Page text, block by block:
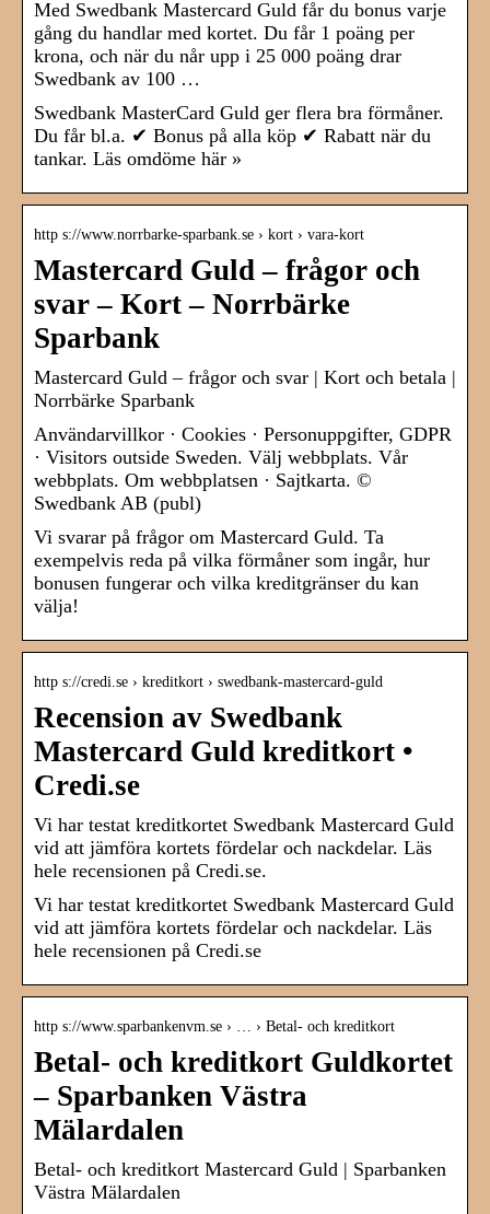
Med Swedbank Mastercard Guld får du bonus varje
gång du handlar med kortet. Du får 1 poäng per
krona, och när du når upp i 25 000 poäng drar
Swedbank av 100 …
Swedbank MasterCard Guld ger flera bra förmåner.
Du får bl.a. ✔ Bonus på alla köp ✔ Rabatt när du
tankar. Läs omdöme här »
http s://www.norrbarke-sparbank.se › kort › vara-kort
Mastercard Guld – frågor och
svar – Kort – Norrbärke
Sparbank
Mastercard Guld – frågor och svar | Kort och betala |
Norrbärke Sparbank
Användarvillkor · Cookies · Personuppgifter, GDPR
· Visitors outside Sweden. Välj webbplats. Vår
webbplats. Om webbplatsen · Sajtkarta. ©
Swedbank AB (publ)
Vi svarar på frågor om Mastercard Guld. Ta
exempelvis reda på vilka förmåner som ingår, hur
bonusen fungerar och vilka kreditgränser du kan
välja!
http s://credi.se › kreditkort › swedbank-mastercard-guld
Recension av Swedbank
Mastercard Guld kreditkort •
Credi.se
Vi har testat kreditkortet Swedbank Mastercard Guld
vid att jämföra kortets fördelar och nackdelar. Läs
hele recensionen på Credi.se.
Vi har testat kreditkortet Swedbank Mastercard Guld
vid att jämföra kortets fördelar och nackdelar. Läs
hele recensionen på Credi.se
http s://www.sparbankenvm.se › … › Betal- och kreditkort
Betal- och kreditkort Guldkortet
– Sparbanken Västra
Mälardalen
Betal- och kreditkort Mastercard Guld | Sparbanken
Västra Mälardalen